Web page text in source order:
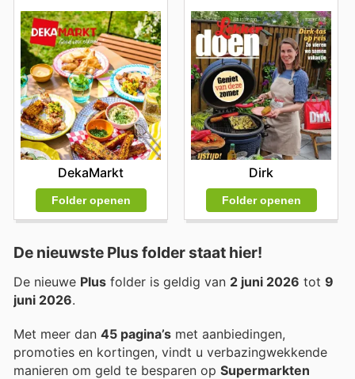
DekaMarkt
Folder openen
Dirk
Folder openen
De nieuwste Plus folder staat hier!
De nieuwe Plus folder is geldig van 2 juni 2026 tot 9
juni 2026.
Met meer dan 45 pagina’s met aanbiedingen,
promoties en kortingen, vindt u verbazingwekkende
manieren om geld te besparen op Supermarkten